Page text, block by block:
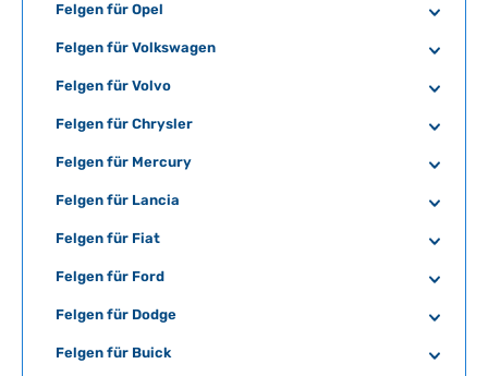
Felgen für Opel
Felgen für Volkswagen
Felgen für Volvo
Felgen für Chrysler
Felgen für Mercury
Felgen für Lancia
Felgen für Fiat
Felgen für Ford
Felgen für Dodge
Felgen für Buick